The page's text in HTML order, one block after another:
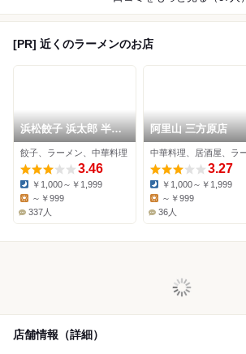
[PR] 近くのラーメンのお店
浜松餃子 浜太郎 半田
山店（本店）
餃子、ラーメン、中華料理
3.46
Dinner:
￥1,000～￥1,999
～￥999
337人
阿里山 三方原店
3.27
Dinner:
￥1,000～￥1,999
Lunch:
～￥999
36人
店舗情報（詳細）